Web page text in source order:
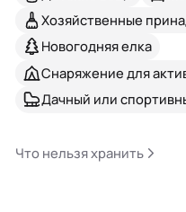
Хозяйственные
Новогодняя елка
Снаряжение для
Дачный или
Что нельзя хранить